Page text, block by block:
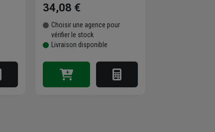
34,08 €
Choisir une agence pour
vérifier le stock
Livraison disponible